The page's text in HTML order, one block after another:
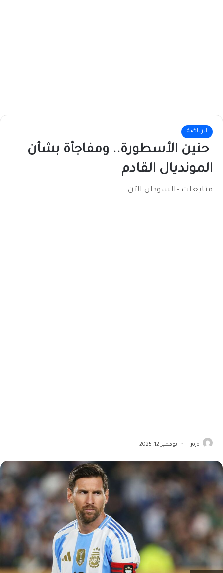
الرياضة
حنين الأسطورة.. ومفاجأة بشأن
المونديال القادم
متابعات -السودان الآن
jojo نوفمبر 12, 2025